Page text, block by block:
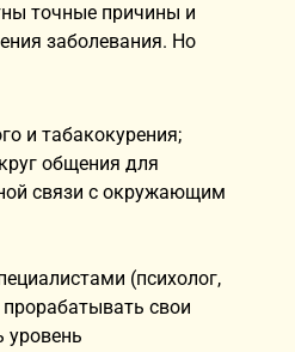
точные причины и
заболевания. Но
и табакокурения;
общения для
связи с окружающим
(психолог,
свои
уровень